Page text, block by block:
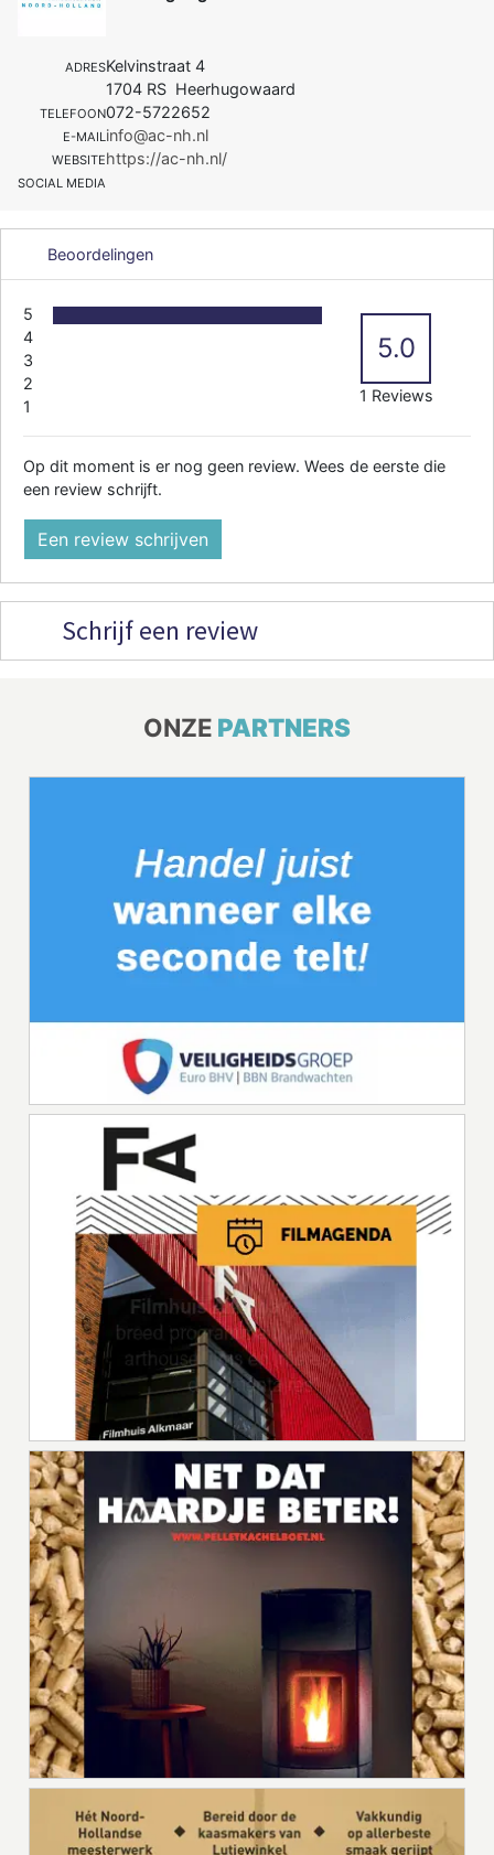
ADRESKelvinstraat 4
1704 RS Heerhugowaard
TELEFOON072-5722652
E-MAILinfo@ac-nh.nl
WEBSITEhttps://ac-nh.nl/
SOCIAL MEDIA
Beoordelingen
5
4
3
2
1
5.0
1 Reviews
Op dit moment is er nog geen review. Wees de eerste die
een review schrijft.
Een review schrijven
Schrijf een review
ONZE PARTNERS